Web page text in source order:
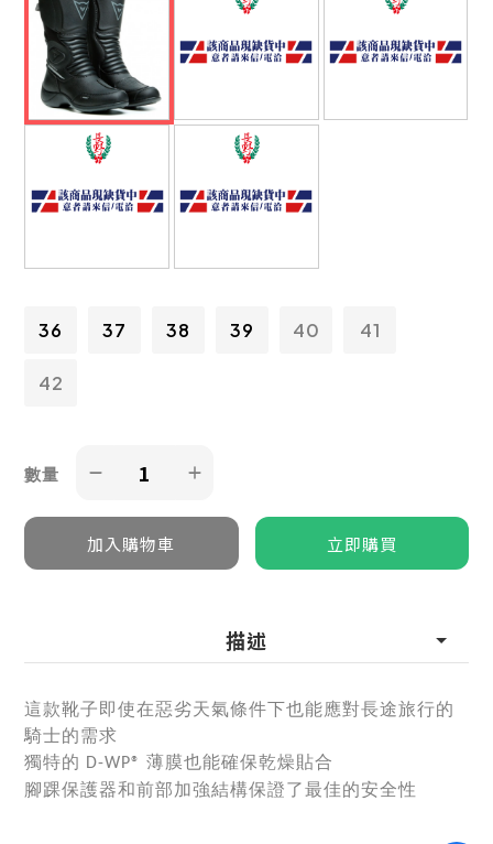
36 37 38 39 40 41
42
數量
描述
這款靴子即使在惡劣天氣條件下也能應對長途旅行的
騎士的需求
獨特的 D-WP®薄膜也能確保乾燥貼合
腳踝保護器和前部加強結構保證了最佳的安全性